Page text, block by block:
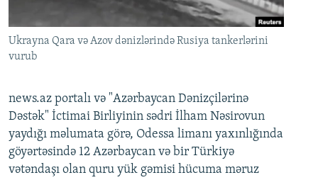
Ukrayna Qara və Azov dənizlərində Rusiya tankerlərini
vurub
news.az portalı və "Azərbaycan Dənizçilərinə
Dəstək" İctimai Birliyinin sədri İlham Nəsirovun
yaydığı məlumata görə, Odessa limanı yaxınlığında
göyərtəsində 12 Azərbaycan və bir Türkiyə
vətəndaşı olan quru yük gəmisi hücuma məruz